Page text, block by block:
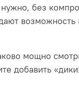
без
возможность
мощно
добавить